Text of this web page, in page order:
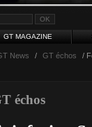
GT MAGAZINE
News / GT échos /
échos